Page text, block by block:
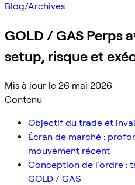
Blog/Archives
GOLD / GAS Perps
setup, risque et
Mis à jour le 26 mai 2026
Contenu
Objectif du trade et
Écran de marché :
mouvement récent
Conception de l’ordre :
GOLD / GAS